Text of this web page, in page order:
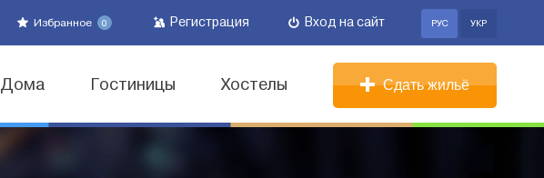
Избранное 0 Регистрация Вход на сайт РУС УКР
Дома Гостиницы Хостелы Сдать жильё